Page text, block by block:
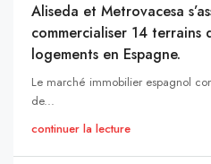
Aliseda et Metrovacesa
commercialiser 14 terrains
logements en Espagne.
Le marché immobilier espagnol
de...
continuer la lecture